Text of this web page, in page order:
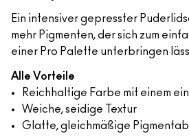
Ein intensiver gepresster
mehr Pigmenten, der sich zum
einer Pro Palette unterbringen
Alle Vorteile
Reichhaltige Farbe mit einem
Weiche, seidige Textur
Glatte, gleichmäßige